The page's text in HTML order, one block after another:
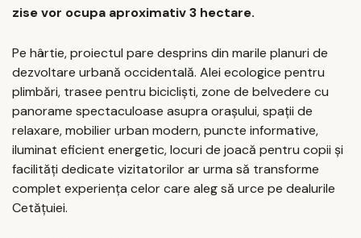
zise vor ocupa aproximativ 3 hectare.
Pe hârtie, proiectul pare desprins din marile planuri de
dezvoltare urbană occidentală. Alei ecologice pentru
plimbări, trasee pentru bicicliști, zone de belvedere cu
panorame spectaculoase asupra orașului, spații de
relaxare, mobilier urban modern, puncte informative,
iluminat eficient energetic, locuri de joacă pentru copii și
facilități dedicate vizitatorilor ar urma să transforme
complet experiența celor care aleg să urce pe dealurile
Cetățuiei.